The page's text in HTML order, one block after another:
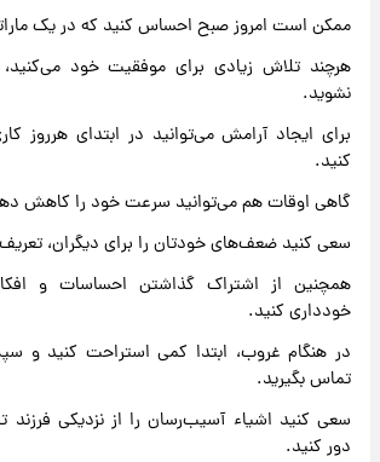
ممکن است امروز صبح احساس کنید که در یک
هرچند تلاش زیادی برای موفقیت خود
نشوید.
برای ایجاد آرامش می‌توانید در ابتدای هرروز
کنید.
گاهی اوقات هم می‌توانید سرعت خود را کاهش
سعی کنید ضعف‌های خودتان را برای دیگران،
همچنین از اشتراک گذاشتن احساسات و
خودداری کنید.
در هنگام غروب، ابتدا کمی استراحت کنید و
تماس بگیرید.
سعی کنید اشیاء آسیب‌رسان را از نزدیکی فرزند
دور کنید.